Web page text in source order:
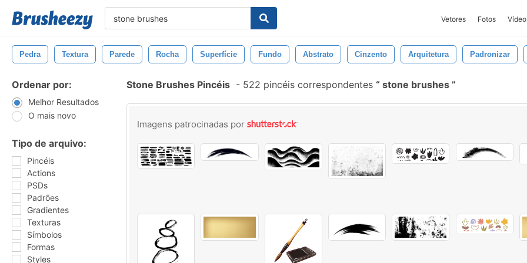
Vetores Fotos Vídeo
Pedra Textura Parede Rocha Superfície Fundo Abstrato Cinzento Arquitetura Padronizar
Ordenar por:
Melhor Resultados
O mais novo
Tipo de arquivo:
Pincéis
Actions
PSDs
Padrões
Gradientes
Texturas
Símbolos
Formas
Styles
Stone Brushes Pincéis - 522 pincéis correspondentes stone brushes
Imagens patrocinadas por